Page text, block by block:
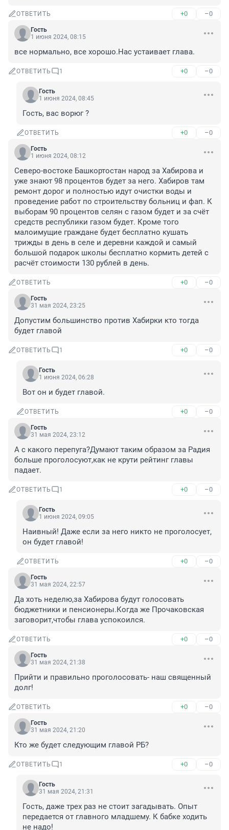
ОТВЕТИТЬ +0 –0
Гость
1 июня 2024, 08:15
все нормально, все хорошо.Нас устаивает глава.
ОТВЕТИТЬ 1 +0 –0
Гость
1 июня 2024, 08:45
Гость, вас ворюг ?
ОТВЕТИТЬ +0 –0
Гость
1 июня 2024, 08:12
Северо-востоке Башкортостан народ за Хабирова и
уже знают 98 процентов будет за него. Хабиров там
ремонт дорог и полностью идут очистки воды и
проведение работ по строительству больниц и фап. К
выборам 90 процентов селян с газом будет и за счёт
средств республики газом будет. Кроме того
малоимущие граждане будет бесплатно кушать
трижды в день в селе и деревни каждой и самый
большой подарок школы бесплатно кормить детей с
расчёт стоимости 130 рублей в день.
ОТВЕТИТЬ +0 –0
Гость
31 мая 2024, 23:25
Допустим большинство против Хабирки кто тогда
будет главой
ОТВЕТИТЬ 1 +0 –0
Гость
1 июня 2024, 06:28
Вот он и будет главой.
ОТВЕТИТЬ +0 –0
Гость
31 мая 2024, 23:12
А с какого перепуга?Думают таким образом за Радия
больше проголосуют,как не крути рейтинг главы
падает.
ОТВЕТИТЬ 1 +0 –0
Гость
1 июня 2024, 09:05
Наивный! Даже если за него никто не проголосует,
он будет главой!
ОТВЕТИТЬ +0 –0
Гость
31 мая 2024, 22:57
Да хоть неделю,за Хабирова будут голосовать
бюджетники и пенсионеры.Когда же Прочаковская
заговорит,чтобы глава успокоился.
ОТВЕТИТЬ +0 –0
Гость
31 мая 2024, 21:38
Прийти и правильно проголосовать- наш священный
долг!
ОТВЕТИТЬ +0 –0
Гость
31 мая 2024, 21:20
Кто же будет следующим главой РБ?
ОТВЕТИТЬ 1 +0 –0
Гость
31 мая 2024, 21:31
Гость, даже трех раз не стоит загадывать. Опыт
передается от главного младшему. К бабке ходить
не надо!